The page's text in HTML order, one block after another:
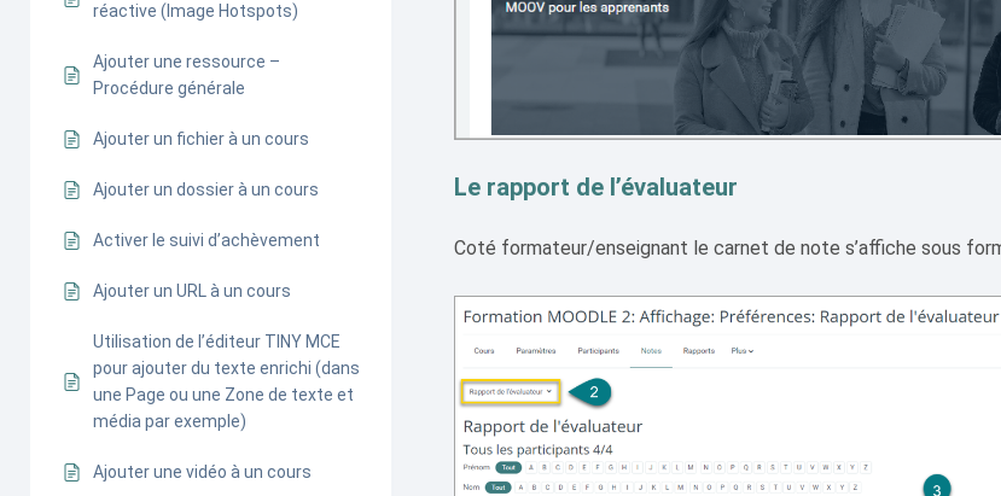
réactive (Image Hotspots)
Ajouter une ressource –
Procédure générale
Ajouter un fichier à un cours
Ajouter un dossier à un cours
Activer le suivi d’achèvement
Ajouter un URL à un cours
Utilisation de l’éditeur TINY MCE
pour ajouter du texte enrichi (dans
une Page ou une Zone de texte et
média par exemple)
Ajouter une vidéo à un cours
Le rapport de l’évaluateur
Coté formateur/enseignant le carnet de note s’affiche sous